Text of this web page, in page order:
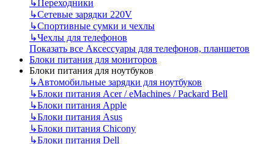
↳Переходники
↳Сетевые зарядки 220V
↳Спортивные сумки и чехлы
↳Чехлы для телефонов
Показать все Аксессуары для телефонов, планшетов
Блоки питания для мониторов
Блоки питания для ноутбуков
↳Автомобильные зарядки для ноутбуков
↳Блоки питания Acer / eMachines / Packard Bell
↳Блоки питания Apple
↳Блоки питания Asus
↳Блоки питания Chicony
↳Блоки питания Dell